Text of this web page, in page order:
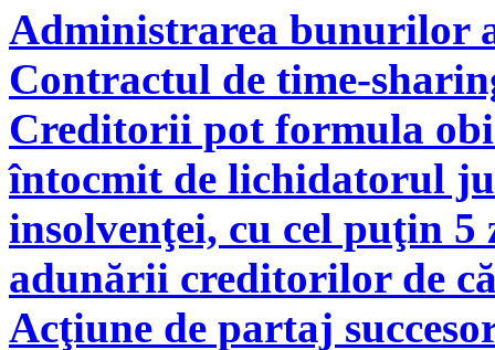
Administrarea bunurilor
Contractul de time-
Creditorii pot formula
întocmit de lichidatorul
insolvenţei, cu cel puţin
adunării creditorilor de
Acţiune de partaj